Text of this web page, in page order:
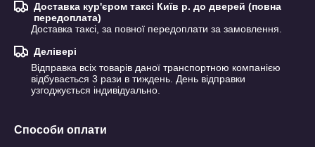
Доставка кур'єром таксі Київ р. до дверей (повна
передоплата)
Доставка таксі, за повної передоплати за замовлення.
Делівері
Відправка всіх товарів даної транспортною компанією
відбувається 3 рази в тиждень. День відправки
узгоджується індивідуально.
Способи оплати